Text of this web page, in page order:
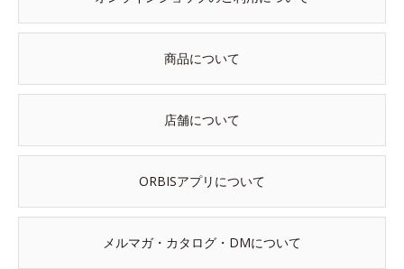
商品について
店舗について
ORBISアプリについて
メルマガ・カタログ・DMについて